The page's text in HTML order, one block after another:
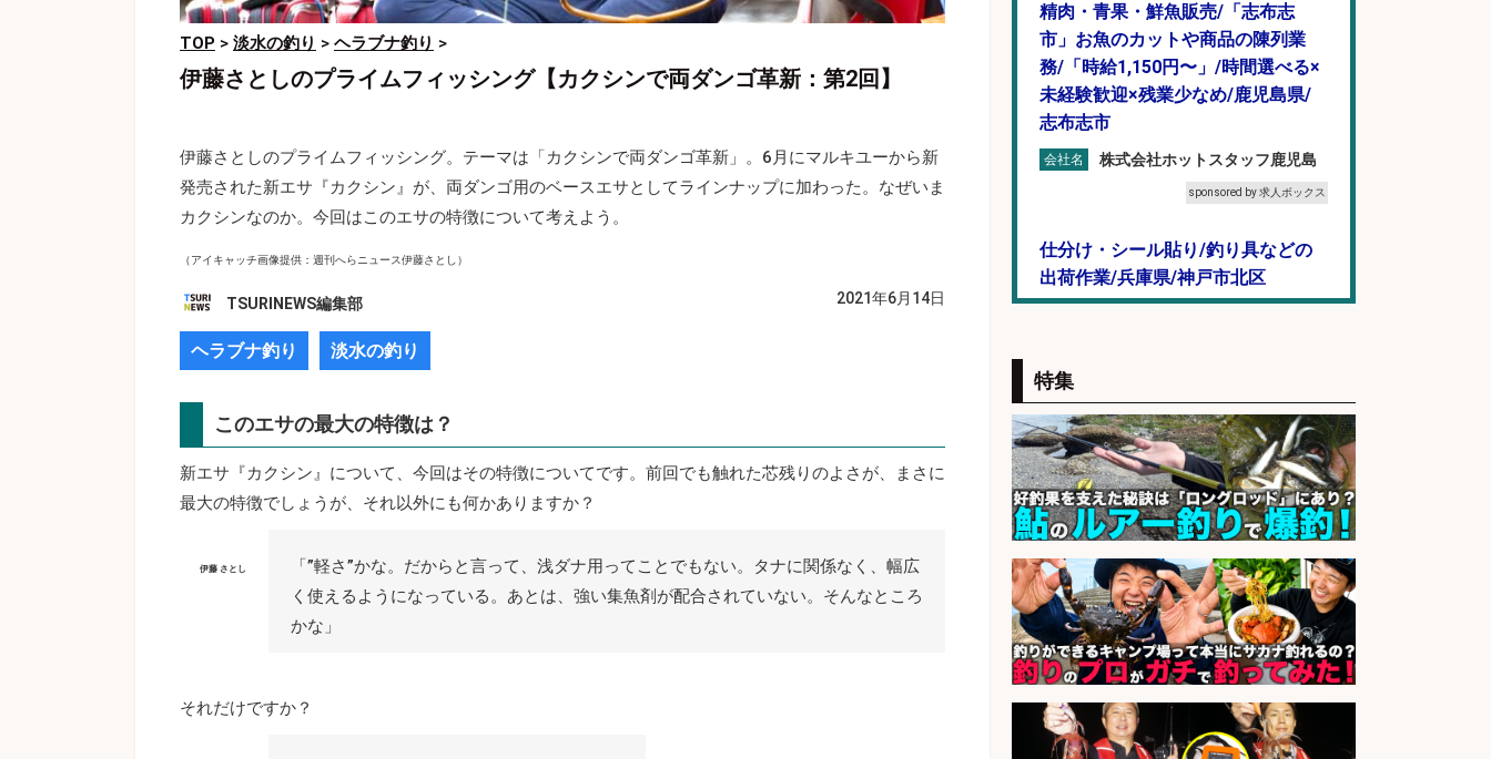
TOP > 淡水の釣り > ヘラブナ釣り >
伊藤さとしのプライムフィッシング【カクシンで両ダンゴ革新：第2回】
伊藤さとしのプライムフィッシング。テーマは「カクシンで両ダンゴ革新」。6月にマルキユーから新
発売された新エサ『カクシン』が、両ダンゴ用のベースエサとしてラインナップに加わった。なぜいま
カクシンなのか。今回はこのエサの特徴について考えよう。
（アイキャッチ画像提供：週刊へらニュース伊藤さとし）
TSURINEWS編集部 2021年6月14日
ヘラブナ釣り 淡水の釣り
このエサの最大の特徴は？
新エサ『カクシン』について、今回はその特徴についてです。前回でも触れた芯残りのよさが、まさに
最大の特徴でしょうが、それ以外にも何かありますか？
伊藤 さとし
「”軽さ”かな。だからと言って、浅ダナ用ってことでもない。タナに関係なく、幅広
く使えるようになっている。あとは、強い集魚剤が配合されていない。そんなところ
かな」
それだけですか？
精肉・青果・鮮魚販売/「志布志
市」お魚のカットや商品の陳列業
務/「時給1,150円〜」/時間選べる×
未経験歓迎×残業少なめ/鹿児島県/
志布志市
会社名 株式会社ホットスタッフ鹿児島
sponsored by 求人ボックス
仕分け・シール貼り/釣り具などの
出荷作業/兵庫県/神戸市北区
販売スタッフ/「未経験歓迎」魚を
捌く作業なし!イオン食品売場スタッ
フ募集/東京都/目黒区
会社名 イオンスタイル碑文谷店
sponsored by 求人ボックス
精肉・青果・鮮魚販売/「志布志
市」「時給1,150円〜」志布志市で
お魚のカットや商品の陳列業務/時
間選べる×未経験歓迎×残業少なめ/
鹿児島県/志布志市
会社名 株式会社ホットスタッフ鹿児島
特集